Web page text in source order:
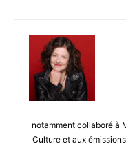
notamment collaboré à
Culture et aux